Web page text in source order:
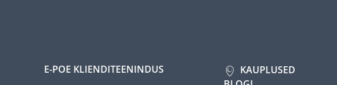
E-POE KLIENDITEENINDUS
KAUPLUSED